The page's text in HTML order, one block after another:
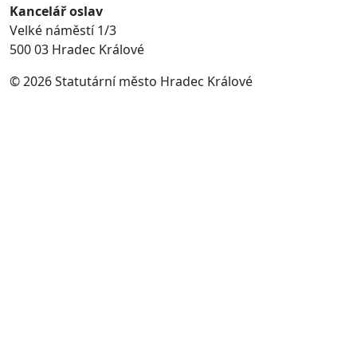
Kancelář oslav
Velké náměstí 1/3
500 03 Hradec Králové
© 2026 Statutární město Hradec Králové